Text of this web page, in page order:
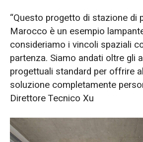
“Questo progetto di stazione di
Marocco è un esempio
consideriamo i vincoli spaziali
partenza. Siamo andati oltre gli
progettuali standard per offrire
soluzione completamente
Direttore Tecnico Xu